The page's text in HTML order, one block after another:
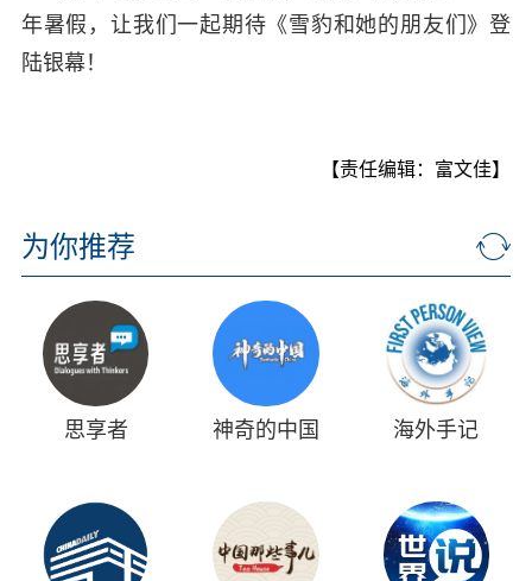
年暑假，让我们一起期待《雪豹和她的朋友们》登
陆银幕！
【责任编辑：富文佳】
为你推荐
思享者 神奇的中国 海外手记